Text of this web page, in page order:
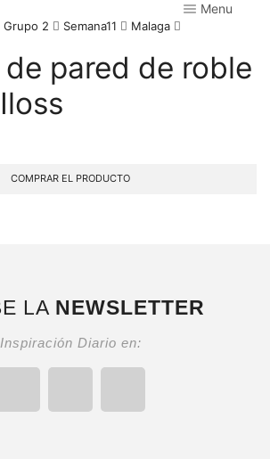
Menu
Grupo 2 Semana11 Malaga
pared de roble
COMPRAR EL PRODUCTO
LA NEWSLETTER
Inspiración Diario en: